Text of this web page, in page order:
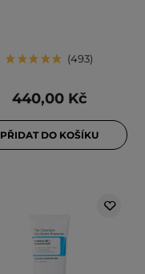
493
440,00 Kč
PŘIDAT DO KOŠÍKU